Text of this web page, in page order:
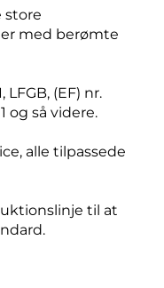
store
med berømte
(EF) nr.
og så videre.
alle tilpassede
til at